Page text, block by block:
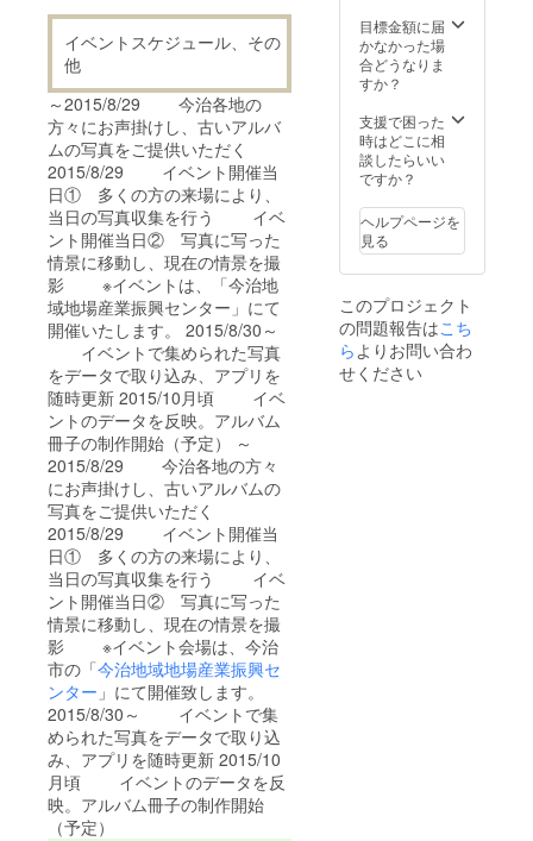
イベントスケジュール、その
他
～2015/8/29 今治各地の
方々にお声掛けし、古いアルバ
ムの写真をご提供いただく
2015/8/29 イベント開催当
日① 多くの方の来場により、
当日の写真収集を行う イベ
ント開催当日② 写真に写った
情景に移動し、現在の情景を撮
影 ※イベントは、「今治地
域地場産業振興センター」にて
開催いたします。 2015/8/30～
イベントで集められた写真
をデータで取り込み、アプリを
随時更新 2015/10月頃 イベ
ントのデータを反映。アルバム
冊子の制作開始（予定） ～
2015/8/29 今治各地の方々
にお声掛けし、古いアルバムの
写真をご提供いただく
2015/8/29 イベント開催当
日① 多くの方の来場により、
当日の写真収集を行う イベ
ント開催当日② 写真に写った
情景に移動し、現在の情景を撮
影 ※イベント会場は、今治
市の「今治地域地場産業振興セ
ンター 」にて開催致します。
2015/8/30～ イベントで集
められた写真をデータで取り込
み、アプリを随時更新 2015/10
月頃 イベントのデータを反
映。アルバム冊子の制作開始
（予定）
目標金額に届
かなかった場
合どうなりま
すか？
支援で困った
時はどこに相
談したらいい
ですか？
ヘルプページを
見る
このプロジェクト
の問題報告はこち
らよりお問い合わ
せください